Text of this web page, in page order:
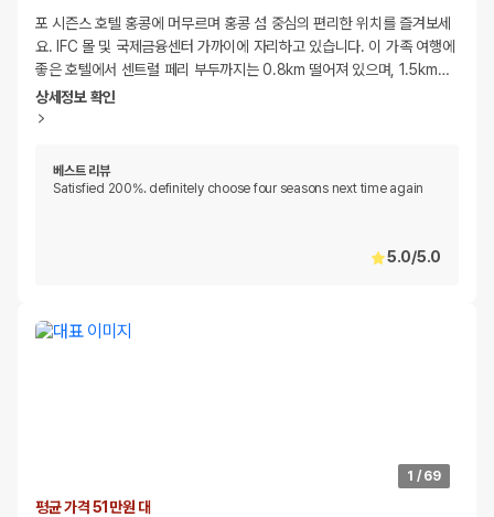
포 시즌스 호텔 홍콩에 머무르며 홍콩 섬 중심의 편리한 위치를 즐겨보세
요. IFC 몰 및 국제금융센터 가까이에 자리하고 있습니다. 이 가족 여행에
좋은 호텔에서 센트럴 페리 부두까지는 0.8km 떨어져 있으며, 1.5km…
상세정보 확인
베스트 리뷰
Satisfied 200%. definitely choose four seasons next time again
5.0/5.0
1 / 69
평균 가격 51만원 대